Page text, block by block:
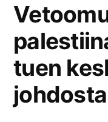
tuen
johdosta